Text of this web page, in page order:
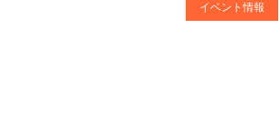
イベント情報